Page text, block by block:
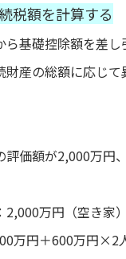
税額を計算する
基礎控除額を差し
産の総額に応じて
価額が2,000万円
2,000万円（空き家
万円＋600万円×2